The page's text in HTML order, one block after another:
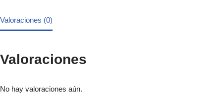
Valoraciones (0)
Valoraciones
No hay valoraciones aún.